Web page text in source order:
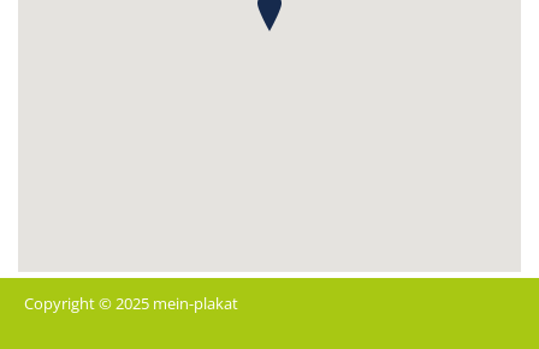
Copyright © 2025 mein-plakat